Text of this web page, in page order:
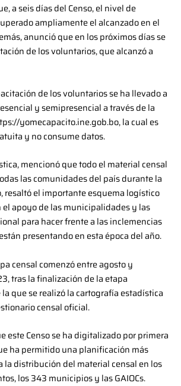
a seis días del Censo, el nivel de
ampliamente el alcanzado en el
anunció que en los próximos días se
de los voluntarios, que alcanzó a
de los voluntarios se ha llevado a
y semipresencial a través de la
yomecapacito.ine.gob.bo, la cual es
y no consume datos.
mencionó que todo el material censal
las comunidades del país durante la
resaltó el importante esquema logístico
apoyo de las municipalidades y las
para hacer frente a las inclemencias
presentando en esta época del año.
censal comenzó entre agosto y
tras la finalización de la etapa
que se realizó la cartografía estadística
censal oficial.
este Censo se ha digitalizado por primera
ha permitido una planificación más
la distribución del material censal en los
los 343 municipios y las GAIOCs.